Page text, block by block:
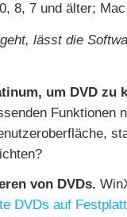
8, 7 und älter;
lässt die
um DVD zu
von DVDs.
DVDs auf